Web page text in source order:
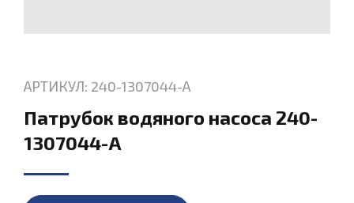
АРТИКУЛ: 240-1307044-А
Патрубок водяного насоса 240-
1307044-А